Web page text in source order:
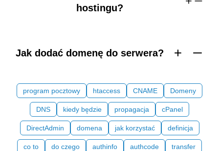
hostingu?
Jak dodać domenę do serwera?
program pocztowy htaccess CNAME Domeny
DNS kiedy będzie propagacja cPanel
DirectAdmin domena jak korzystać definicja
co to do czego authinfo authcode transfer